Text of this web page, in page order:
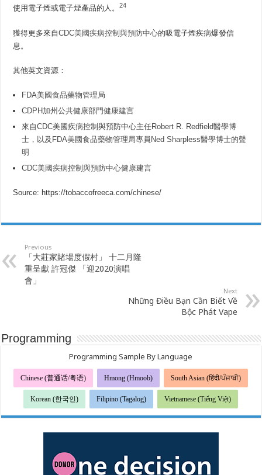
使用電子煙或電子煙產品的人。24
獲得更多來自CDC美國疾病控制與預防中心的吸電子煙疾病爆發信
息。
其他英文資源：
FDA美國食品藥物管理局
CDPH加州公共健康部門健康建言
來自CDC美國疾病控制與預防中心主任Robert R. Redfield醫學博
士，以及FDA美國食品藥物管理局專員Ned Sharpless醫學博士的聲
明
CDC美國疾病控制與預防中心健康建言
Source: https://tobaccofreeca.com/chinese/
Previous
「大莊家賭場度假村」 十二月隆
重呈獻 許冠傑 「迎2020演唱
會」
Next
Những Điều Bạn Cần Biết Về
Bộc Phát Vape
Programming
Programming Sample By Language
Chinese (普通话/粤语) Hmong (Hmoob) South Asian (हिंदी/ਪੰਜਾਬੀ)
Korean (한국인) Filipino (Tagalog) Vietnamese (Tiếng Việt)